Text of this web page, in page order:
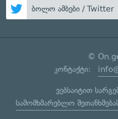
ბოლო ამბები / Twitter
©
კონტაქტი:
ვებსაიტით
სამომხმარებლო